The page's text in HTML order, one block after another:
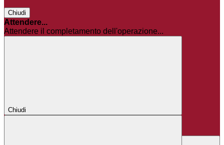
Chiudi
Attendere...
Attendere il completamento dell'operazione...
Chiudi